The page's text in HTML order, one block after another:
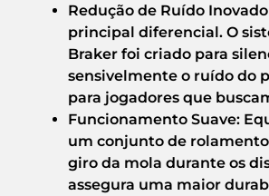
Redução de Ruído
principal diferencial. O
Braker foi criado para
sensivelmente o ruído do
para jogadores que
Funcionamento Suave:
um conjunto de rolamento
giro da mola durante os
assegura uma maior